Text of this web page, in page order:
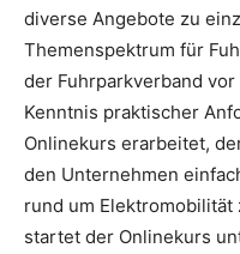
diverse Angebote zu
Themenspektrum für
der Fuhrparkverband
Kenntnis praktischer
Onlinekurs erarbeitet,
den Unternehmen
rund um
startet der Onlinekurs